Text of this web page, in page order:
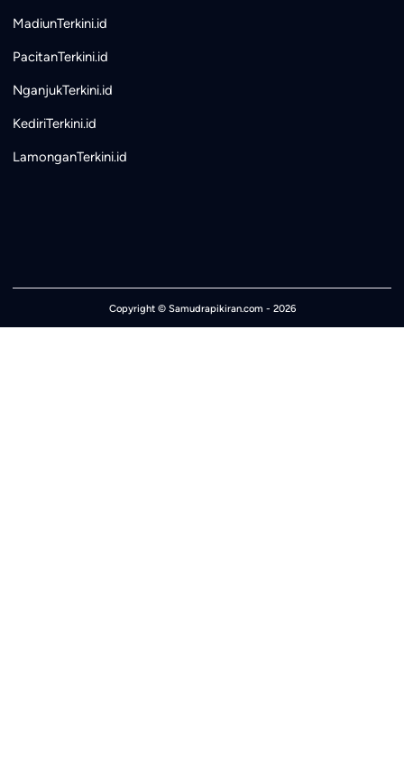
MadiunTerkini.id
PacitanTerkini.id
NganjukTerkini.id
KediriTerkini.id
LamonganTerkini.id
Copyright © Samudrapikiran.com - 2026